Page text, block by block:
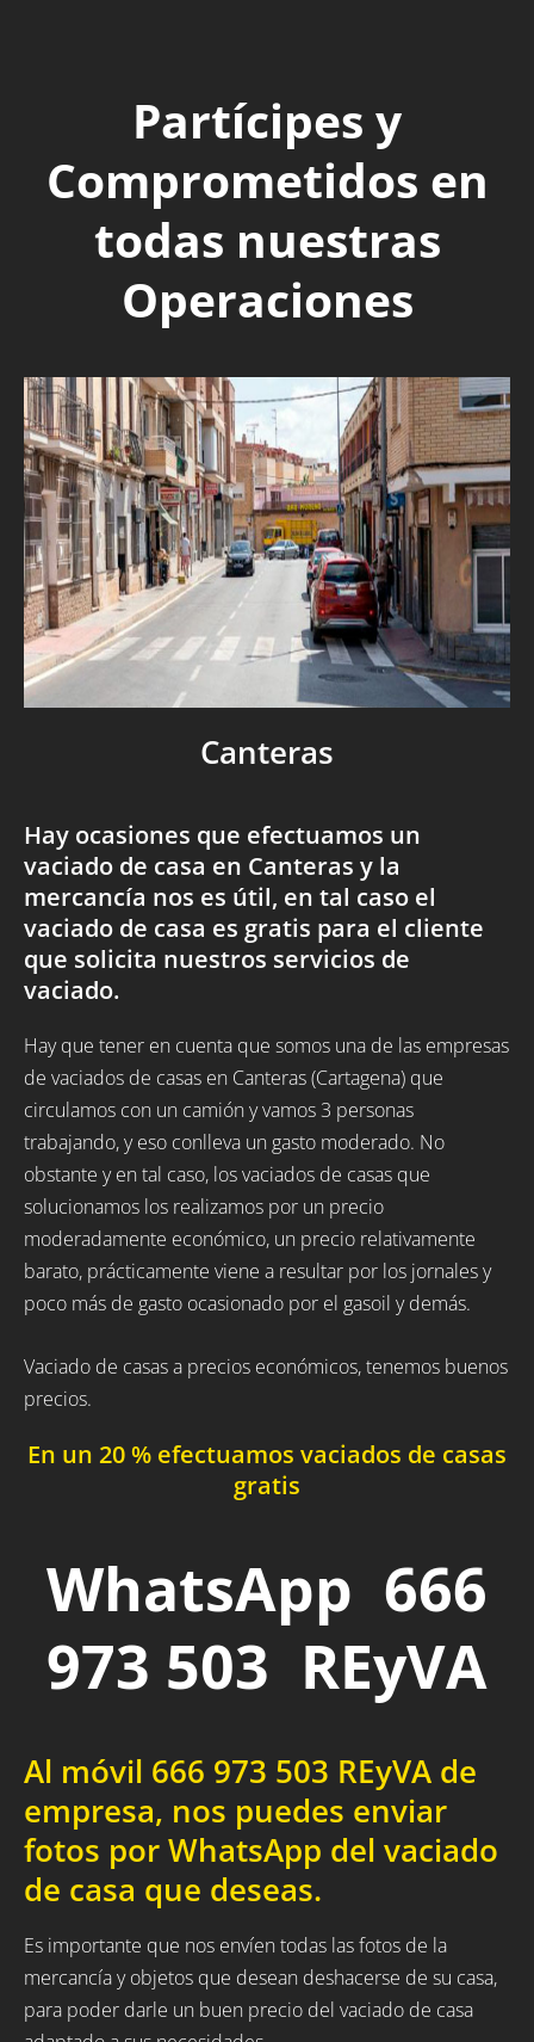
Partícipes y
Comprometidos en
todas nuestras
Operaciones
Canteras
Hay ocasiones que efectuamos un
vaciado de casa en Canteras y la
mercancía nos es útil, en tal caso el
vaciado de casa es gratis para el cliente
que solicita nuestros servicios de
vaciado.
Hay que tener en cuenta que somos una de las empresas
de vaciados de casas en Canteras (Cartagena) que
circulamos con un camión y vamos 3 personas
trabajando, y eso conlleva un gasto moderado. No
obstante y en tal caso, los vaciados de casas que
solucionamos los realizamos por un precio
moderadamente económico, un precio relativamente
barato, prácticamente viene a resultar por los jornales y
poco más de gasto ocasionado por el gasoil y demás.
Vaciado de casas a precios económicos, tenemos buenos
precios.
En un 20 % efectuamos vaciados de casas
gratis
WhatsApp 666
973 503 REyVA
Al móvil 666 973 503 REyVA de
empresa, nos puedes enviar
fotos por WhatsApp del vaciado
de casa que deseas.
Es importante que nos envíen todas las fotos de la
mercancía y objetos que desean deshacerse de su casa,
para poder darle un buen precio del vaciado de casa